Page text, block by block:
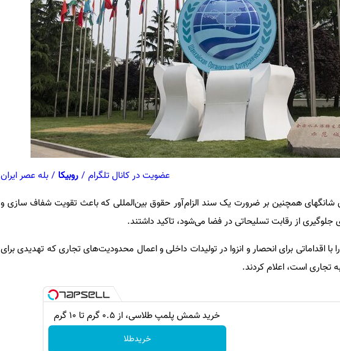
عضویت در کانال تلگرام / روبیکا / بله عصر ایران
همچنین بر ضرورت یک سند الزام‌آور حقوق بین‌المللی که باعث تقویت شفاف سازی و
جلوگیری از رقابت تسلیحاتی در فضا می‌شود، تاکید داشتند.
اقداماتی برای انحصار و انزوا در تولیدات داخلی و اعمال محدودیت‌های تجاری که تهدیدی برای
تجاری است، اعلام کردند.
خرید شمش پلمپ طلاسی، از ۰.۵ گرم تا ۱۰ گرم
خریدطلا